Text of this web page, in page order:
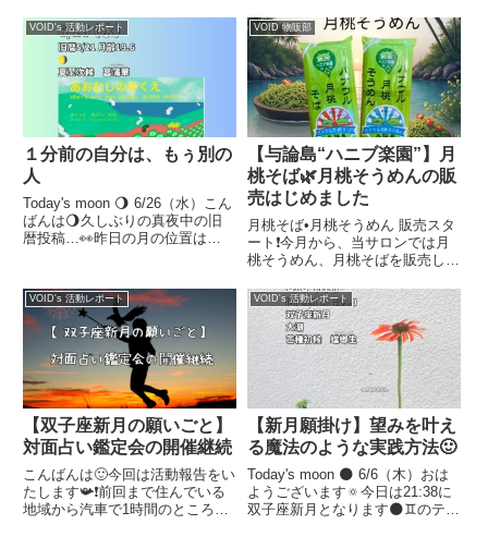
VOID's 活動レポート
１分前の自分は、もぅ別の
人
Today's moon 🌖 6/26（水）こん
ばんは🌖久しぶりの真夜中の旧
暦投稿…👀昨日の月の位置は
しみへ😌💞水瓶座さんパワーで
どんな世界もフラットに楽し...
VOID 物販部
【与論島“ハニブ楽園”】月
桃そば🌿月桃そうめんの販
売はじめました
月桃そば•月桃そうめん 販売スタ
ート❗️今月から、当サロンでは月
桃そうめん、月桃そばを販売して
商品で、南方ハーブの月桃粉末が
そばとそうめんの乾麺に練り込ま
れています。月桃が爽やかに香っ
て、南国気分でおいしく食べ...
VOID's 活動レポート
【双子座新月の願いごと】
対面占い鑑定会の開催継続
こんばんは🙂今回は活動報告をい
たします📯❗️前回まで住んでいる
地域から汽車で1時間のところに
VOID's 活動レポート
【新月願掛け】望みを叶え
る魔法のような実践方法🙂
Today's moon 🌑 6/6（木）おは
ようございます🔅今日は21:38に
双子座新月となります🌑♊️のテー